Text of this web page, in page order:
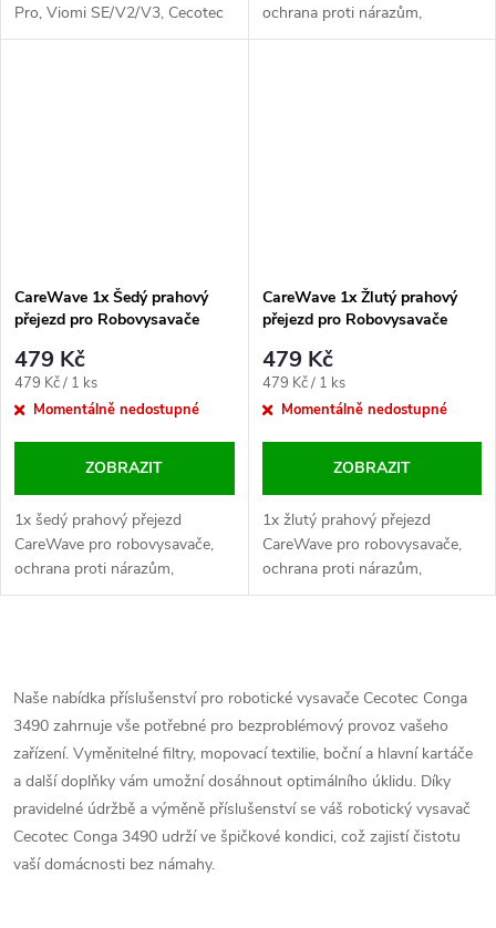
Pro, Viomi SE/V2/V3, Cecotec
Conga a další, efektivní čištění
ochrana proti nárazům,
efektivní čištění přechodů.
CareWave 1x Šedý prahový
přejezd pro Robovysavače
479 Kč
Měrná
cena:
479 Kč / 1 ks
Momentálně nedostupné
ZOBRAZIT
1x šedý prahový přejezd
CareWave pro robovysavače,
ochrana proti nárazům,
efektivní čištění přechodů.
CareWave 1x Žlutý prahový
přejezd pro Robovysavače
479 Kč
Měrná
cena:
479 Kč / 1 ks
Momentálně nedostupné
ZOBRAZIT
1x žlutý prahový přejezd
CareWave pro robovysavače,
ochrana proti nárazům,
efektivní čištění přechodů.
v
l
á
d
a
Naše nabídka příslušenství pro robotické vysavače Cecotec Conga
3490 zahrnuje vše potřebné pro bezproblémový provoz vašeho
zařízení. Vyměnitelné filtry, mopovací textilie, boční a hlavní kartáče
a další doplňky vám umožní dosáhnout optimálního úklidu. Díky
pravidelné údržbě a výměně příslušenství se váš robotický vysavač
Cecotec Conga 3490 udrží ve špičkové kondici, což zajistí čistotu
vaší domácnosti bez námahy.